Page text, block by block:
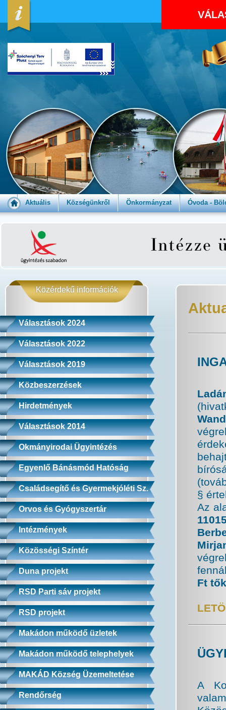
Aktuális Községünkről Önkormányzat Óvoda -
Közérdekű információk
Választások 2024
Választások 2022
Választások 2019
Közbeszerzések
Hirdetmények
Választások 2014
Okmányirodai Ügyintézés
Egyenlő Bánásmód Hatóság
Családsegítő és Gyermekjóléti Sz.
Orvos és Gyógyszertár
Intézmények
Közösségi Színtér
Duna projekt
RSD Parti sáv projekt
RSD projekt
Makádon működő üzletek
Makádon működő telephelyek
MAKÁD Község Üzemeltetése
Rendőrség
§
Az
Ft
A